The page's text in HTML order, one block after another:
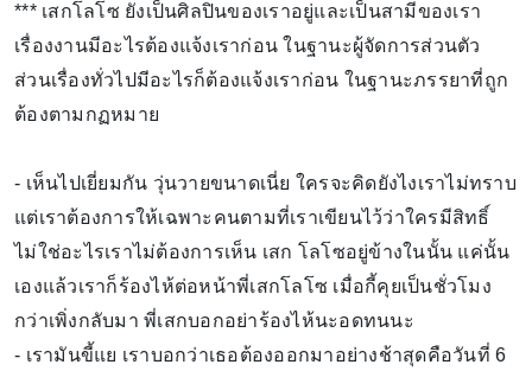
*** เสกโลโซ ยังเป็นศิลปินของเราอยู่และเป็นสามีของเรา
เรื่องงานมีอะไรต้องแจ้งเราก่อน ในฐานะผู้จัดการส่วนตัว
ส่วนเรื่องทั่วไปมีอะไรก็ต้องแจ้งเราก่อน ในฐานะภรรยาที่ถูก
ต้องตามกฏหมาย
- เห็นไปเยี่ยมกัน วุ่นวายขนาดเนี่ย ใครจะคิดยังไงเราไม่ทราบ
แต่เราต้องการให้เฉพาะคนตามที่เราเขียนไว้ว่าใครมีสิทธิ์
ไม่ใช่อะไรเราไม่ต้องการเห็น เสก โลโซอยู่ข้างในนั้น แค่นั้น
เองแล้วเราก็ร้องไห้ต่อหน้าพี่เสกโลโซ เมื่อกี้คุยเป็นชั่วโมง
กว่าเพิ่งกลับมา พี่เสกบอกอย่าร้องไห้นะอดทนนะ
- เรามันขี้แย เราบอกว่าเธอต้องออกมาอย่างช้าสุดคือวันที่ 6